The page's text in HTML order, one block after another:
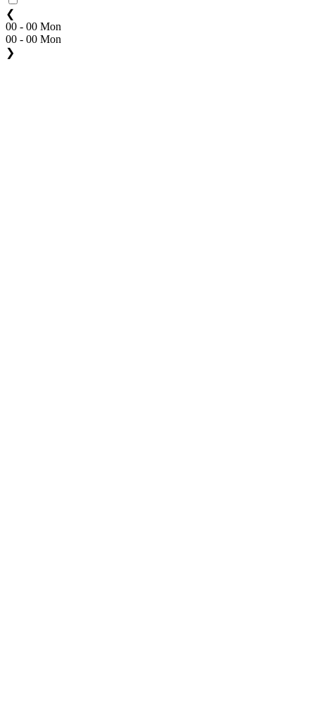
❮
00 - 00 Mon
00 - 00 Mon
❯